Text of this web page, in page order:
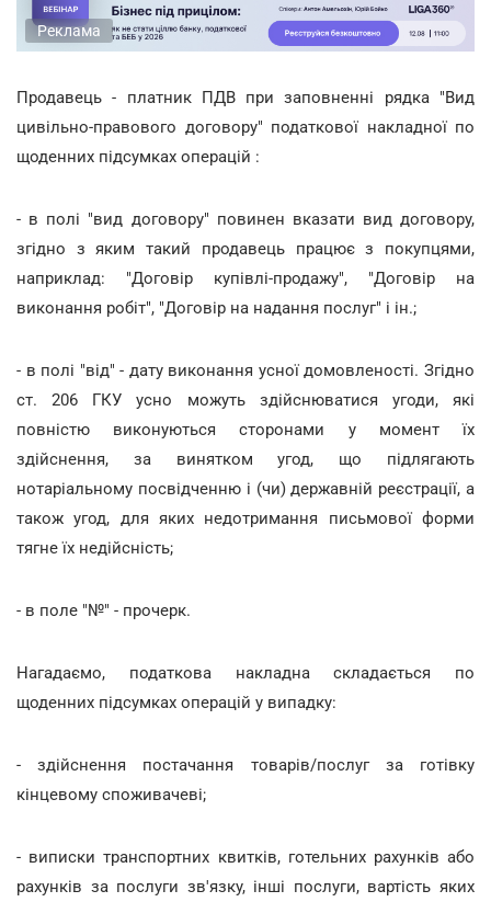
Реклама
Продавець - платник ПДВ при заповненні рядка "Вид
цивільно-правового договору" податкової накладної по
щоденних підсумках операцій :
- в полі "вид договору" повинен вказати вид договору,
згідно з яким такий продавець працює з покупцями,
наприклад: "Договір купівлі-продажу", "Договір на
виконання робіт", "Договір на надання послуг" і ін.;
- в полі "від" - дату виконання усної домовленості. Згідно
ст. 206 ГКУ усно можуть здійснюватися угоди, які
повністю виконуються сторонами у момент їх
здійснення, за винятком угод, що підлягають
нотаріальному посвідченню і (чи) державній реєстрації, а
також угод, для яких недотримання письмової форми
тягне їх недійсність;
- в поле "№" - прочерк.
Нагадаємо, податкова накладна складається по
щоденних підсумках операцій у випадку:
- здійснення постачання товарів/послуг за готівку
кінцевому споживачеві;
- виписки транспортних квитків, готельних рахунків або
рахунків за послуги зв'язку, інші послуги, вартість яких